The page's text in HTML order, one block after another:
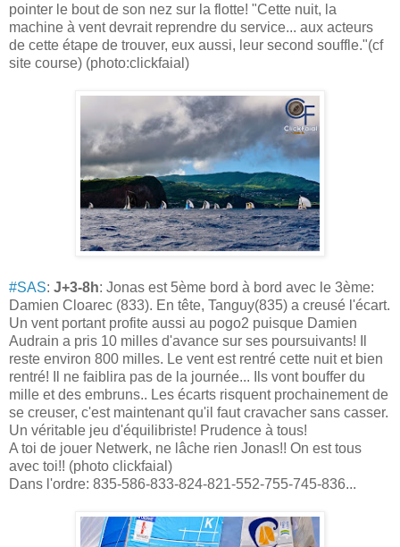
pointer le bout de son nez sur la flotte! "Cette nuit, la
machine à vent devrait reprendre du service... aux acteurs
de cette étape de trouver, eux aussi, leur second souffle."(cf
site course) (photo:clickfaial)
#SAS: J+3-8h: Jonas est 5ème bord à bord avec le 3ème:
Damien Cloarec (833). En tête, Tanguy(835) a creusé l'écart.
Un vent portant profite aussi au pogo2 puisque Damien
Audrain a pris 10 milles d'avance sur ses poursuivants! Il
reste environ 800 milles. Le vent est rentré cette nuit et bien
rentré! Il ne faiblira pas de la journée... Ils vont bouffer du
mille et des embruns.. Les écarts risquent prochainement de
se creuser, c'est maintenant qu'il faut cravacher sans casser.
Un véritable jeu d'équilibriste! Prudence à tous!
A toi de jouer Netwerk, ne lâche rien Jonas!! On est tous
avec toi!! (photo clickfaial)
Dans l'ordre: 835-586-833-824-821-552-755-745-836...